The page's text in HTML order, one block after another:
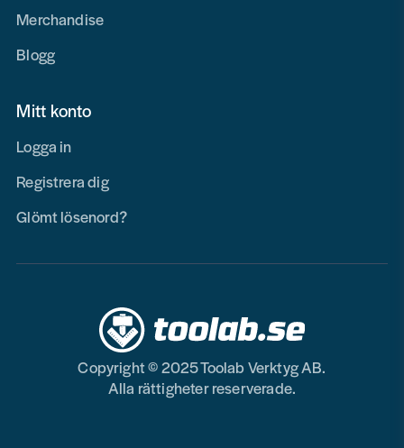
Merchandise
Blogg
Mitt konto
Logga in
Registrera dig
Glömt lösenord?
Copyright © 2025 Toolab Verktyg AB.
Alla rättigheter reserverade.